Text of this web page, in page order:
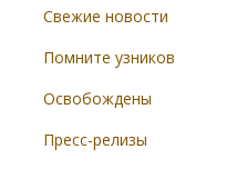
Свежие новости
Помните узников
Освобождены
Пресс-релизы